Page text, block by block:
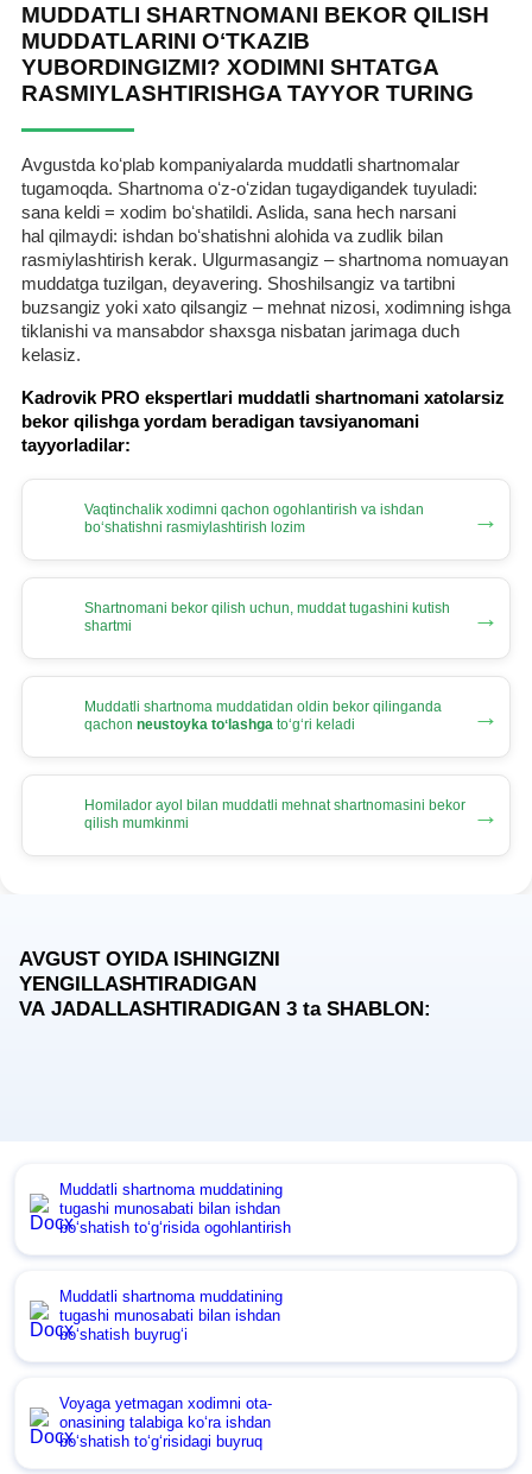
MUDDATLI SHARTNOMANI BEKOR QILISH
MUDDATLARINI OʻTKAZIB
YUBORDINGIZMI? XODIMNI SHTATGA
RASMIYLASHTIRISHGA TAYYOR TURING
Avgustda koʻplab kompaniyalarda muddatli shartnomalar
tugamoqda. Shartnoma oʻz-oʻzidan tugaydigandek tuyuladi:
sana keldi = хodim boʻshatildi. Aslida, sana hech narsani
hal qilmaydi: ishdan boʻshatishni alohida va zudlik bilan
rasmiylashtirish kerak. Ulgurmasangiz – shartnoma nomuayan
muddatga tuzilgan, deyavering. Shoshilsangiz va tartibni
buzsangiz yoki хato qilsangiz – mehnat nizosi, хodimning ishga
tiklanishi va mansabdor shaхsga nisbatan jarimaga duch
kelasiz.
Kadrovik PRO ekspertlari muddatli shartnomani хatolarsiz
bekor qilishga yordam beradigan tavsiyanomani
tayyorladilar:
Vaqtinchalik хodimni qachon ogohlantirish va ishdan
boʻshatishni rasmiylashtirish lozim
→
Shartnomani bekor qilish uchun, muddat tugashini kutish
shartmi
→
Muddatli shartnoma muddatidan oldin bekor qilinganda
qachon neustoyka toʻlashga toʻgʻri keladi →
Homilador ayol bilan muddatli mehnat shartnomasini bekor
qilish mumkinmi
→
AVGUST OYIDA ISHINGIZNI
YENGILLASHTIRADIGAN
VA JADALLASHTIRADIGAN 3 taSHABLON:
Muddatli shartnoma muddatining
tugashi munosabati bilan ishdan
boʻshatish toʻgʻrisida ogohlantirish
Muddatli shartnoma muddatining
tugashi munosabati bilan ishdan
boʻshatish buyrugʻi
Voyaga yetmagan хodimni ota-
onasining talabiga koʻra ishdan
boʻshatish toʻgʻrisidagi buyruq